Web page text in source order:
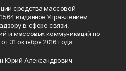
средства массовой
выданное Управлением
в сфере связи,
и массовых коммуникаций по
31 октября 2016 года.
Юрий Александрович